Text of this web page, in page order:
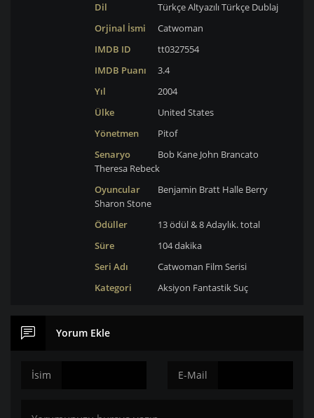
Dil Türkçe AltyazılıTürkçe Dublaj
Orjinal İsmi
Catwoman
IMDB ID
tt0327554
IMDB Puanı
3.4
Yıl
2004
Ülke
United States
Yönetmen
Pitof
Senaryo
Bob Kane John Brancato
Theresa Rebeck
Oyuncular
Benjamin Bratt Halle Berry
Sharon Stone
Ödüller
13 ödül & 8 Adaylık. total
Süre
104 dakika
Seri Adı
Catwoman Film Serisi
Kategori
Aksiyon FantastikSuç
Yorum Ekle
İsim E-Mail